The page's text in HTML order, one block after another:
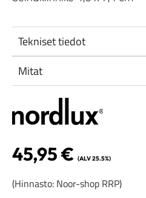
Tekniset tiedot
Mitat
45,95€ (ALV 25.5%)
(Hinnasto: Noor-shop RRP)